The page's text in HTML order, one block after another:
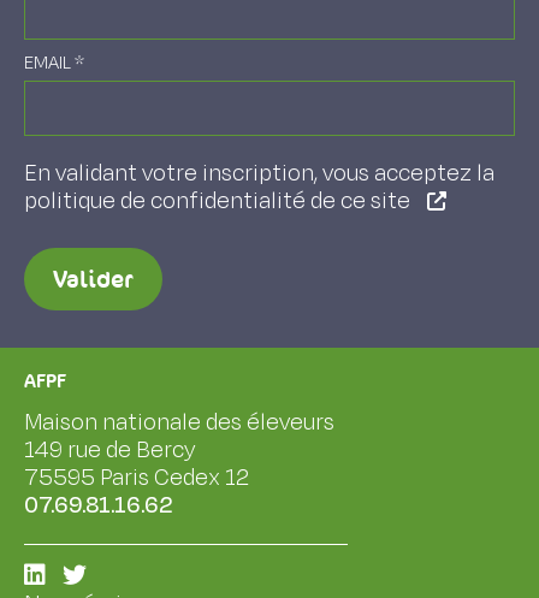
EMAIL*
En validant votre inscription, vous acceptez la
politique de confidentialité de ce site
Valider
AFPF
Maison nationale des éleveurs
149 rue de Bercy
75595 Paris Cedex 12
07.69.81.16.62